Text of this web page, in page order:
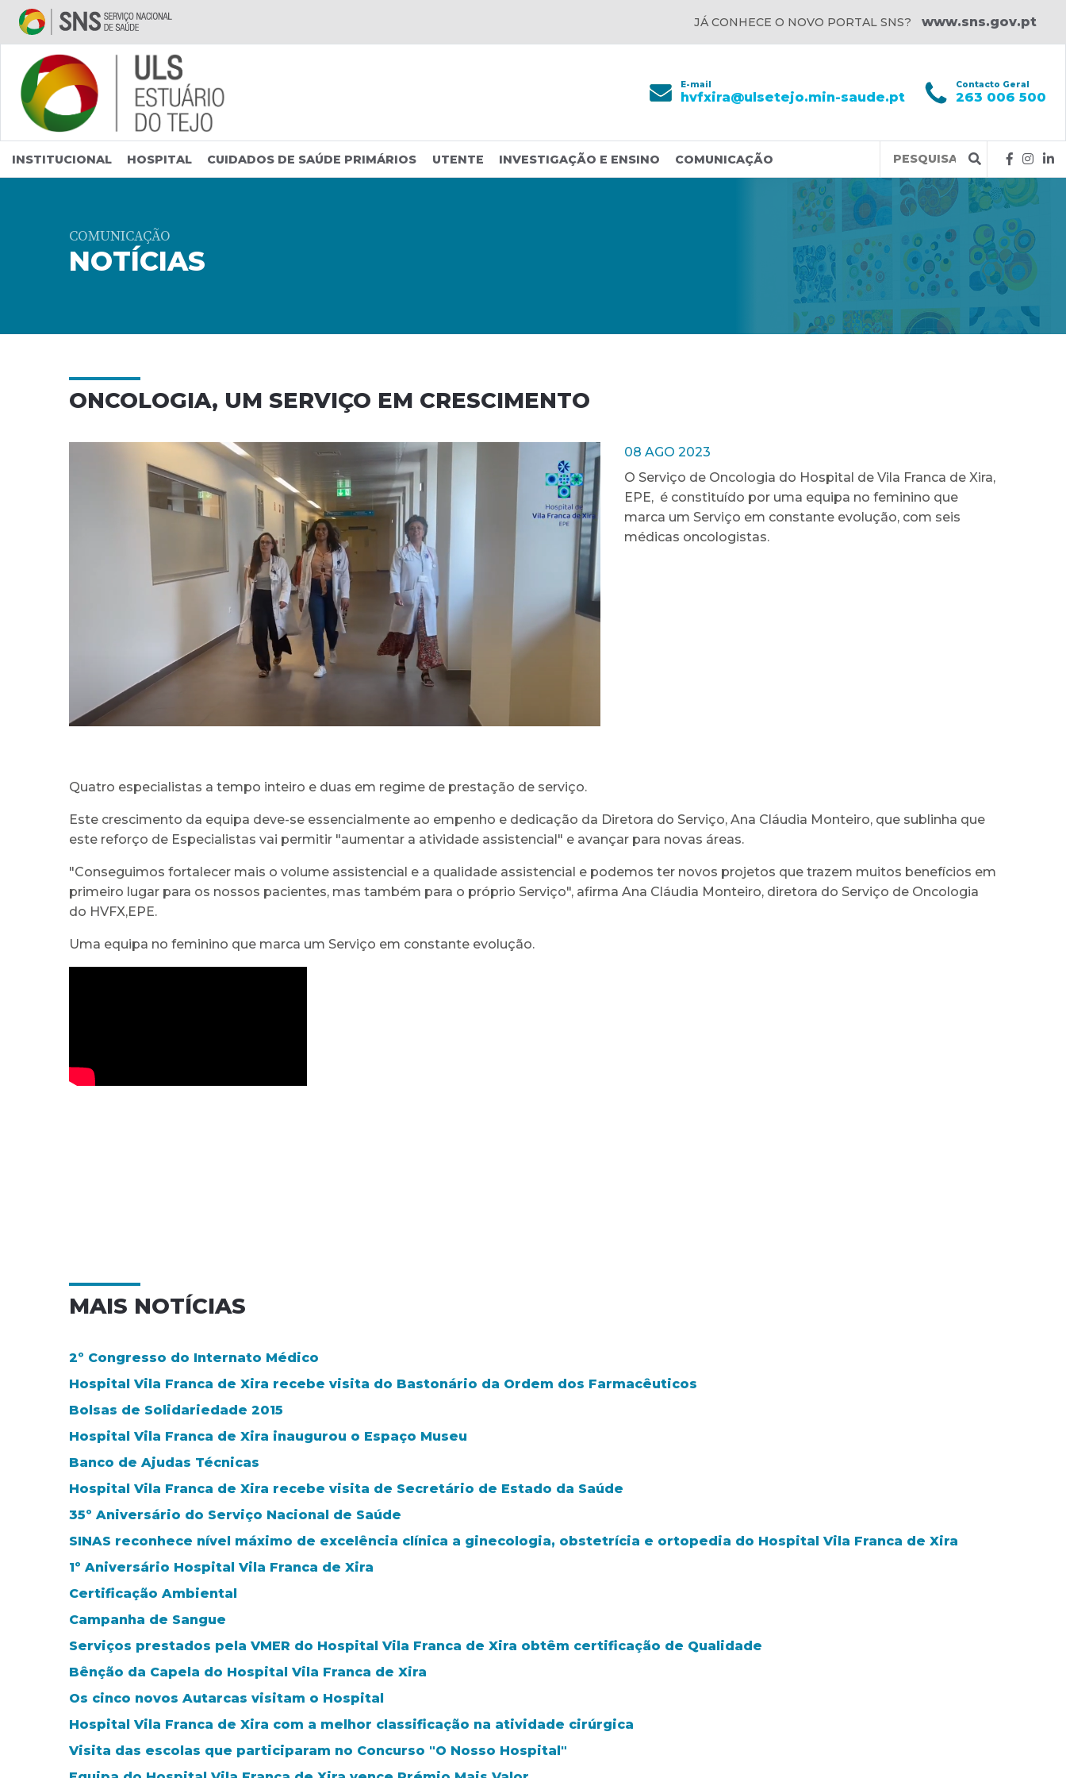
Saltar para conteúdo principal
JÁ CONHECE O NOVO PORTAL SNS? www.sns.gov.pt
E-mail
hvfxira@ulsetejo.min-saude.pt
Contacto Geral
263 006 500
INSTITUCIONAL HOSPITAL CUIDADOS DE SAÚDE PRIMÁRIOS UTENTE INVESTIGAÇÃO E ENSINO COMUNICAÇÃO
Query
COMUNICAÇÃO
NOTÍCIAS
ONCOLOGIA, UM SERVIÇO EM CRESCIMENTO
08 AGO 2023
O Serviço de Oncologia do Hospital de Vila Franca de Xira,
EPE, é constituído por uma equipa no feminino que
marca um Serviço em constante evolução, com seis
médicas oncologistas.
Quatro especialistas a tempo inteiro e duas em regime de prestação de serviço.
Este crescimento da equipa deve-se essencialmente ao empenho e dedicação da Diretora do Serviço, Ana Cláudia Monteiro, que sublinha que
este reforço de Especialistas vai permitir "aumentar a atividade assistencial" e avançar para novas áreas.
"Conseguimos fortalecer mais o volume assistencial e a qualidade assistencial e podemos ter novos projetos que trazem muitos benefícios em
primeiro lugar para os nossos pacientes, mas também para o próprio Serviço", afirma Ana Cláudia Monteiro, diretora do Serviço de Oncologia
do HVFX,EPE.
Uma equipa no feminino que marca um Serviço em constante evolução.
MAIS NOTÍCIAS
2º Congresso do Internato Médico
Hospital Vila Franca de Xira recebe visita do Bastonário da Ordem dos Farmacêuticos
Bolsas de Solidariedade 2015
Hospital Vila Franca de Xira inaugurou o Espaço Museu
Banco de Ajudas Técnicas
Hospital Vila Franca de Xira recebe visita de Secretário de Estado da Saúde
35º Aniversário do Serviço Nacional de Saúde
SINAS reconhece nível máximo de excelência clínica a ginecologia, obstetrícia e ortopedia do Hospital Vila Franca de Xira
1º Aniversário Hospital Vila Franca de Xira
Certificação Ambiental
Campanha de Sangue
Serviços prestados pela VMER do Hospital Vila Franca de Xira obtêm certificação de Qualidade
Bênção da Capela do Hospital Vila Franca de Xira
Os cinco novos Autarcas visitam o Hospital
Hospital Vila Franca de Xira com a melhor classificação na atividade cirúrgica
Visita das escolas que participaram no Concurso "O Nosso Hospital"